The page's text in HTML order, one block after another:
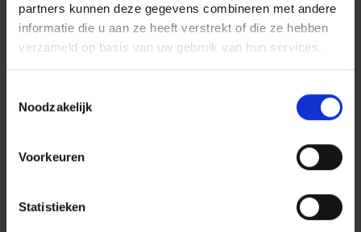
partners kunnen deze gegevens combineren met andere
informatie die u aan ze heeft verstrekt of die ze hebben
verzameld op basis van uw gebruik van hun services.
Noodzakelijk
Voorkeuren
Statistieken
Dit bieden wij jou
Het salaris voor deze functie ligt tussen €6.512,- en
€8.140,- bruto per maand (op basis van 40 uur),
afhankelijk van jouw kennis, niveau en werkervaring.
bijdragen gezond en gemotiveerd te blijven (2,3%
43 verlofdagen volgens de Cao Bouw & Infra. Van